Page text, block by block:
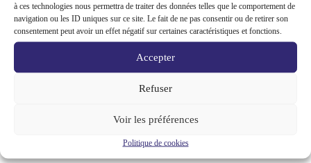
à ces technologies nous permettra de traiter des données telles que le comportement de
navigation ou les ID uniques sur ce site. Le fait de ne pas consentir ou de retirer son
consentement peut avoir un effet négatif sur certaines caractéristiques et fonctions.
Accepter
Refuser
Voir les préférences
Politique de cookies
Doté d’unebatterie longue durée de 800 mAhavecrecharge
rapide USB-C, il garantit une autonomie fiable toute la
journée.
Le système de 2
prolonger vos sessions sans contraintes.
résistance Mesh 0.8Ω, profitez d’une vapeur dense
pods interchangeables
goûts selon vos envies, avec un niveau de liquide et de batterie
visibles pour un suivi simple.